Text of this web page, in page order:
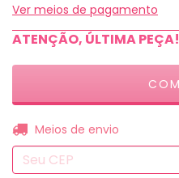
Ver meios de pagamento
ATENÇÃO, ÚLTIMA PEÇA!
Entregas para o CEP:
Meios de envio